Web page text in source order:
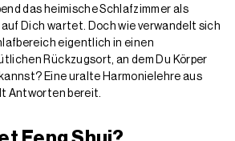
das heimische Schlafzimmer als
Dich wartet. Doch wie verwandelt sich
eigentlich in einen
Rückzugsort, an dem Du Körper
Eine uralte Harmonielehre aus
Antworten bereit.